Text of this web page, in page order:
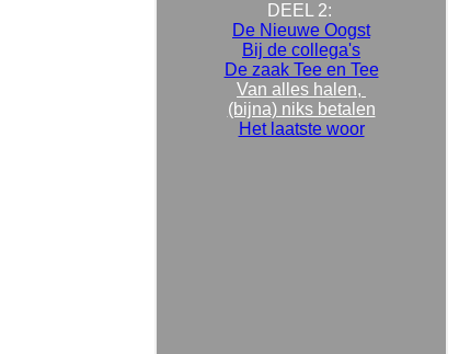
DEEL 2:
De Nieuwe Oogst
Bij de collega's
De zaak Tee en Tee
Van alles halen,
(bijna) niks betalen
Het laatste woor